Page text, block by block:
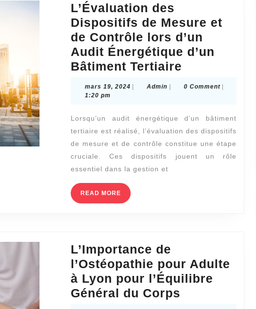
sa
stratégie
de
référencement
?
L’Évaluation des
Dispositifs de Mesure et
de Contrôle lors d’un
Audit Énergétique d’un
Bâtiment Tertiaire
Mesure
et
de
Tertiaire
mars 19, 2024 mars Admin Admin0 Comment
1:20 pm
Lorsqu’un audit énergétique d’un bâtiment
tertiaire est réalisé, l’évaluation des dispositifs
de mesure et de contrôle constitue une étape
cruciale. Ces dispositifs jouent un rôle
essentiel dans la gestion et
READ MORE READ
MORE
L’Importance de
l’Ostéopathie pour Adulte
à Lyon pour l’Équilibre
Général du Corps